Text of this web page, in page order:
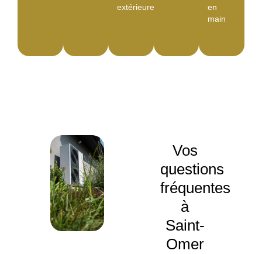
extérieure
en
main
Vos
questions
fréquentes
à
Saint-
Omer